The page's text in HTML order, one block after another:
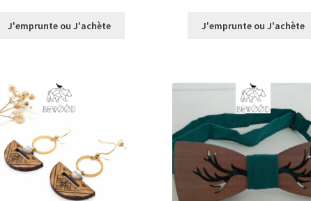
prix :
J'emprunte ou J'achète
prix :
J'emprunte ou J'achète